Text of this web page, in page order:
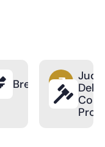
BreytaPro
Debt